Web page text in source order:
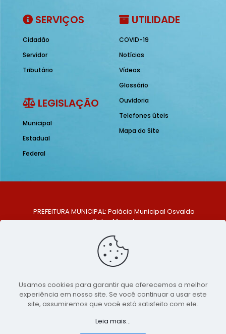
SERVIÇOS
Cidadão
Servidor
Tributário
LEGISLAÇÃO
Municipal
Estadual
Federal
UTILIDADE
COVID-19
Notícias
Vídeos
Glossário
Ouvidoria
Telefones úteis
Mapa do Site
PREFEITURA MUNICIPAL: Palácio Municipal Osvaldo
Celso Maciel
Centro, São Bento do Una - PE. CEP: 553370-128
TELEFONE: (81) 99548-1569
E-MAIL: ouvidoria@saobentodouna.pe.gov.br
Copyright 2021-2026 - Assessoria de Comunicação da
Prefeitura de São Bento do Una - PE
Usamos cookies para garantir que oferecemos a melhor
experiência em nosso site. Se você continuar a usar este
site, assumiremos que você está satisfeito com ele.
Leia mais...